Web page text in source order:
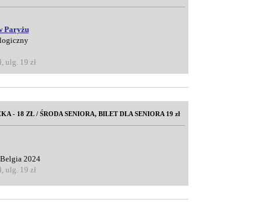
Paryżu
ulg. 19 zł
- 18 ZŁ / ŚRODA SENIORA, BILET DLA SENIORA 19 zł
2024
ulg. 19 zł